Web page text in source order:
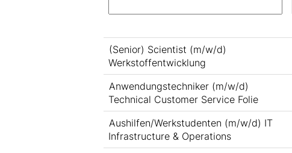
(Senior) Scientist (m/w/d)
Werkstoffentwicklung
Anwendungstechniker (m/w/d)
Technical Customer Service Folie
Aushilfen/Werkstudenten (m/w/d) IT
Infrastructure & Operations